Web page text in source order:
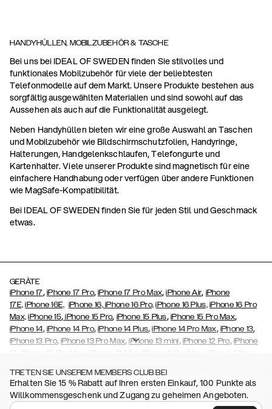
HANDYHÜLLEN, MOBILZUBEHÖR & TASCHE
Bei uns bei IDEAL OF SWEDEN finden Sie stilvolles und
funktionales Mobilzubehör für viele der beliebtesten
Telefonmodelle auf dem Markt. Unsere Produkte bestehen aus
sorgfältig ausgewählten Materialien und sind sowohl auf das
Aussehen als auch auf die Funktionalität ausgelegt.
Neben Handyhüllen bieten wir eine große Auswahl an Taschen
und Mobilzubehör wie Bildschirmschutzfolien, Handyringe,
Halterungen, Handgelenkschlaufen, Telefongurte und
Kartenhalter. Viele unserer Produkte sind magnetisch für eine
einfachere Handhabung oder verfügen über andere Funktionen
wie MagSafe-Kompatibilität.
Bei IDEAL OF SWEDEN finden Sie für jeden Stil und Geschmack
etwas.
GERÄTE
iPhone 17, iPhone 17 Pro,iPhone 17 Pro Max,iPhone Air, iPhone
17E, iPhone 16E, iPhone 16,iPhone 16 Pro, iPhone 16 Plus, iPhone 16 Pro
Max, iPhone 15, iPhone 15 Pro, iPhone 15 Plus, iPhone 15 Pro Max,
iPhone 14, iPhone 14 Pro,iPhone 14 Plus,iPhone 14 Pro Max, iPhone 13,
iPhone 13 Pro,iPhone 13 Pro Max,iPhone 13 mini, iPhone 12 Pro, iPhone
12
iPhone 12 Pro Max iPhone 12 Mini iPhone 11 Pro Max iPhone 11 Pro
(2020),iPhone 8,iPhone 8 Plus ,iPhone 7,iPhone 7 Plus , iPhone 6/6s
, , , Galaxy S26+ , Galaxy
S26 Ultra, Samsung Galaxy S25,Galaxy S25+, Galaxy S25 Ultra,
TRETEN SIE UNSEREM MEMBERS CLUB BEI
Erhalten Sie 15 % Rabatt auf Ihren ersten Einkauf, 100 Punkte als
Willkommensgeschenk und Zugang zu geheimen Angeboten.